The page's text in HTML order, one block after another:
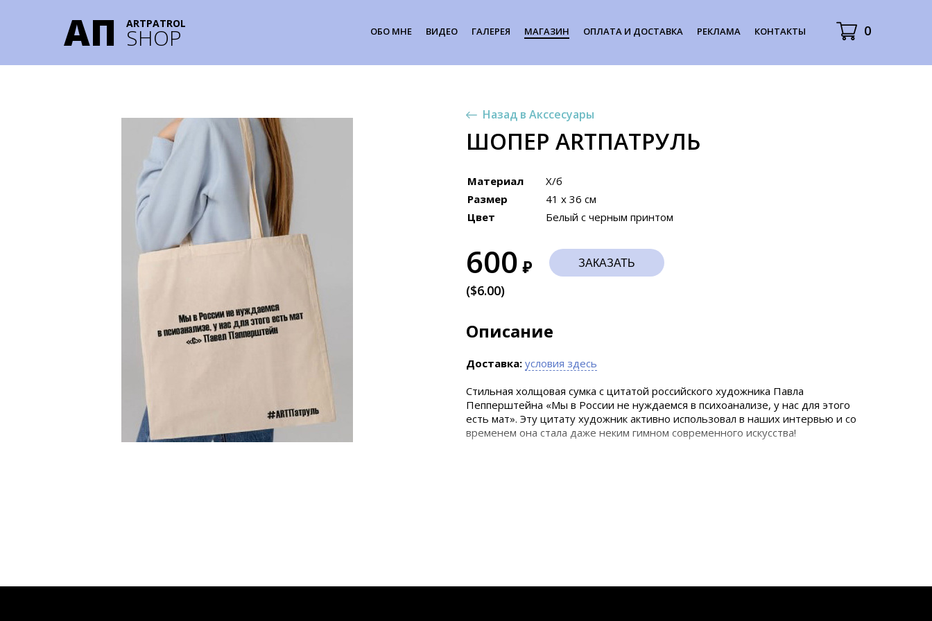
AП ARTPATROL
SHOP ОБО МНЕ ВИДЕО ГАЛЕРЕЯ МАГАЗИН ОПЛАТА И ДОСТАВКА РЕКЛАМА КОНТАКТЫ 0
Назад в Акссесуары
ШОПЕР ARTПАТРУЛЬ
Материал
Х/б
Размер
41 х 36 см
Цвет
Белый с черным принтом
600 ₽
($6.00)
ЗАКАЗАТЬ
Описание
Доставка: условия здесь
Стильная холщовая сумка с цитатой российского художника Павла
Пепперштейна «Мы в России не нуждаемся в психоанализе, у нас для этого
есть мат». Эту цитату художник активно использовал в наших интервью и со
временем она стала даже неким гимном современного искусства!